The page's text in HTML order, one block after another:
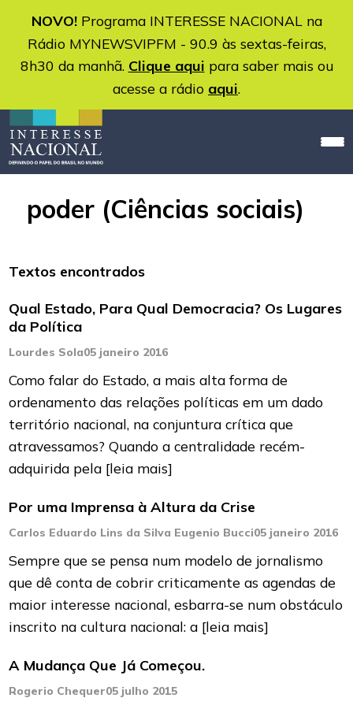
NOVO!Programa INTERESSE NACIONAL na
Rádio MYNEWSVIPFM - 90.9 às sextas-feiras,
8h30 da manhã. Clique aqui para saber mais ou
acesse a rádio aqui.
poder (Ciências sociais)
Textos encontrados
Qual Estado, Para Qual Democracia? Os Lugares
da Política
Lourdes Sola05 janeiro 2016
Como falar do Estado, a mais alta forma de
ordenamento das relações políticas em um dado
território nacional, na conjuntura crítica que
atravessamos? Quando a centralidade recém-
adquirida pela [leia mais]
Por uma Imprensa à Altura da Crise
Carlos Eduardo Lins da Silva Eugenio Bucci05 janeiro 2016
Sempre que se pensa num modelo de jornalismo
que dê conta de cobrir criticamente as agendas de
maior interesse nacional, esbarra-se num obstáculo
inscrito na cultura nacional: a [leia mais]
A Mudança Que Já Começou.
Rogerio Chequer05 julho 2015